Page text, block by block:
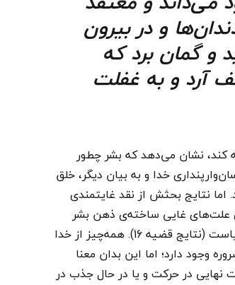
و در بیرون
و گمان برد که
آرد و به غفلت
کند، نشان می‌دهد که بشر چطور
خدا و به بیان دیگر، خلق
اما نتایج بحثش از نقد غایتمندی
علت‌های غایی ساخته‌ی ذهن بشر
است. طبیعت یا خدا علت فاعلی، علت بالذات و علت نخستین همه‌ی اشیاست (نتایج قضیه 16). همه‌چیز از خدا
وجود دارد؛ اما این بدان معنا
نهایی در حرکت و یا در حال جذب در